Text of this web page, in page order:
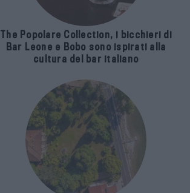
The Popolare Collection, i bicchieri di
Bar Leone e Bobo sono ispirati alla
cultura del bar italiano